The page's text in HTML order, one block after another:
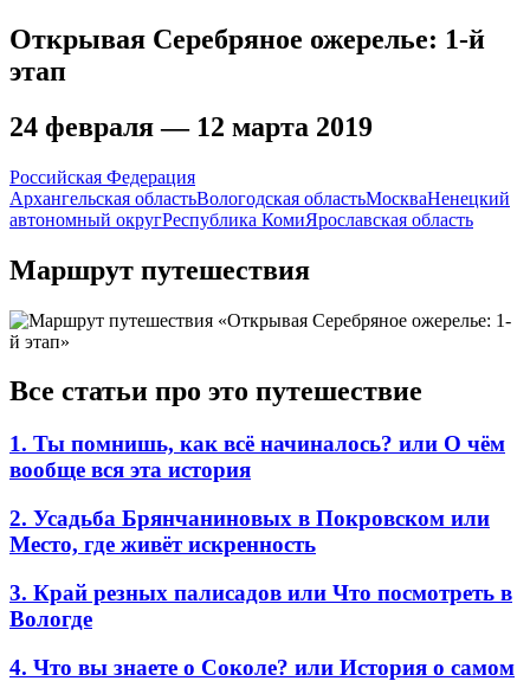
Открывая Серебряное ожерелье: 1-й
этап
24 февраля — 12 марта 2019
Российская Федерация
Архангельская областьВологодская областьМоскваНенецкий
автономный округРеспублика КомиЯрославская область
Маршрут путешествия
Все статьи про это путешествие
1. Ты помнишь, как всё начиналось? или О чём
вообще вся эта история
2. Усадьба Брянчаниновых в Покровском или
Место, где живёт искренность
3. Край резных палисадов или Что посмотреть в
Вологде
4. Что вы знаете о Соколе? или История о самом